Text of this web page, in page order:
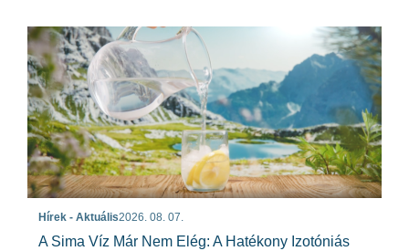
Hírek - Aktuális2026. 08. 07.
A Sima Víz Már Nem Elég: A Hatékony Izotóniás